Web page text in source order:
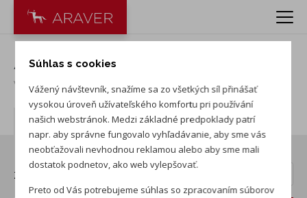
Akcia Škoda Octavia Combi
Vydané 3. 8. 2026
Autá v akcii
Zoradiť:
Súhlas s cookies
Vážený návštevník, snažíme sa zo všetkých síl přinášať
vysokou úroveň užívateľského komfortu pri používání
našich webstránok. Medzi základné predpoklady patrí
napr. aby správne fungovalo vyhľadávanie, aby sme vás
neobťažovali nevhodnou reklamou alebo aby sme mali
dostatok podnetov, ako web vylepšovať.
Preto od Vás potrebujeme súhlas so zpracovaním súborov